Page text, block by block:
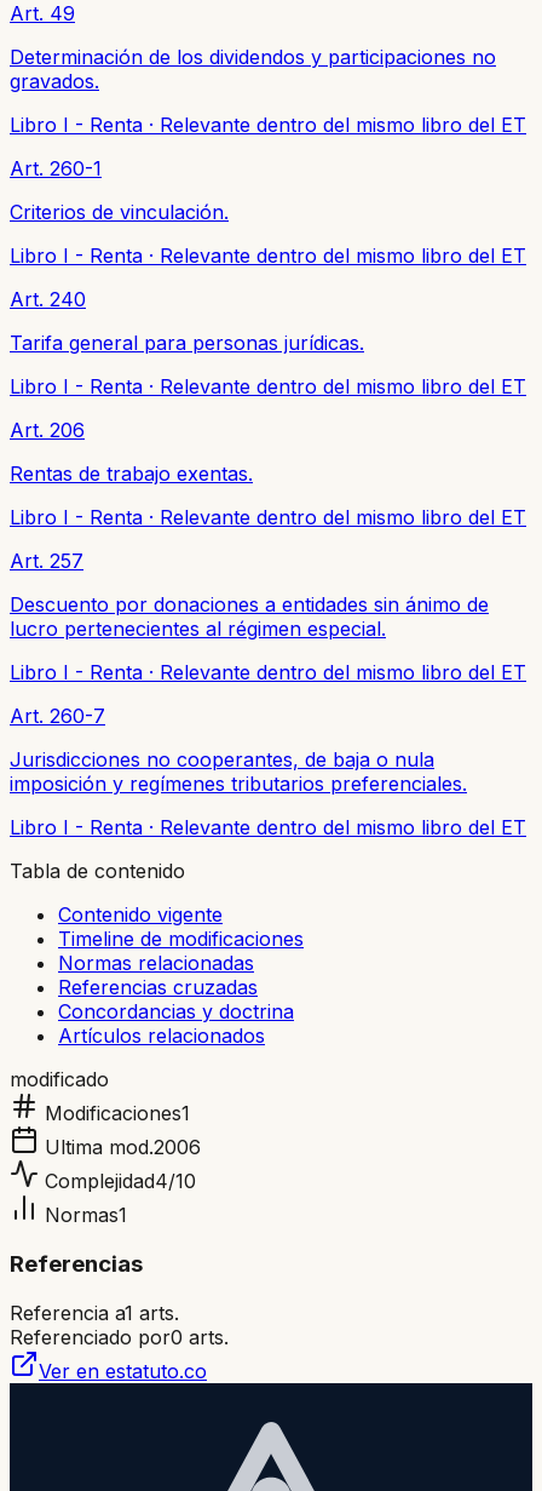
Art. 49
Determinación de los dividendos y participaciones no
gravados.
Libro I - Renta · Relevante dentro del mismo libro del ET
Art. 260-1
Criterios de vinculación.
Libro I - Renta · Relevante dentro del mismo libro del ET
Art. 240
Tarifa general para personas jurídicas.
Libro I - Renta · Relevante dentro del mismo libro del ET
Art. 206
Rentas de trabajo exentas.
Libro I - Renta · Relevante dentro del mismo libro del ET
Art. 257
Descuento por donaciones a entidades sin ánimo de
lucro pertenecientes al régimen especial.
Libro I - Renta · Relevante dentro del mismo libro del ET
Art. 260-7
Jurisdicciones no cooperantes, de baja o nula
imposición y regímenes tributarios preferenciales.
Libro I - Renta · Relevante dentro del mismo libro del ET
Tabla de contenido
Contenido vigente
Timeline de modificaciones
Normas relacionadas
Referencias cruzadas
Concordancias y doctrina
Artículos relacionados
modificado
Modificaciones1
Ultima mod.2006
Complejidad4/10
Normas1
Referencias
Referencia a1 arts.
Referenciado por0 arts.
Ver en estatuto.co